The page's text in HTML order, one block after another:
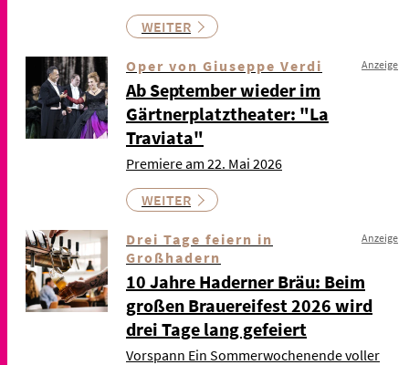
WEITER
Oper von Giuseppe Verdi Anzeige
Ab September wieder im
Gärtnerplatztheater: "La
Traviata"
Premiere am 22. Mai 2026
WEITER
Drei Tage feiern in
Großhadern
Anzeige
10 Jahre Haderner Bräu: Beim
großen Brauereifest 2026 wird
drei Tage lang gefeiert
Vorspann Ein Sommerwochenende voller